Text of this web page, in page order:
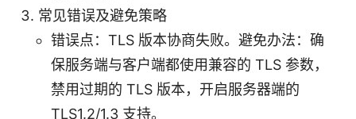
常见错误及避免策略
错误点：TLS 版本协商失败。避免办法：确
保服务端与客户端都使用兼容的 TLS 参数，
禁用过期的 TLS 版本，开启服务器端的
TLS1.2/1.3 支持。